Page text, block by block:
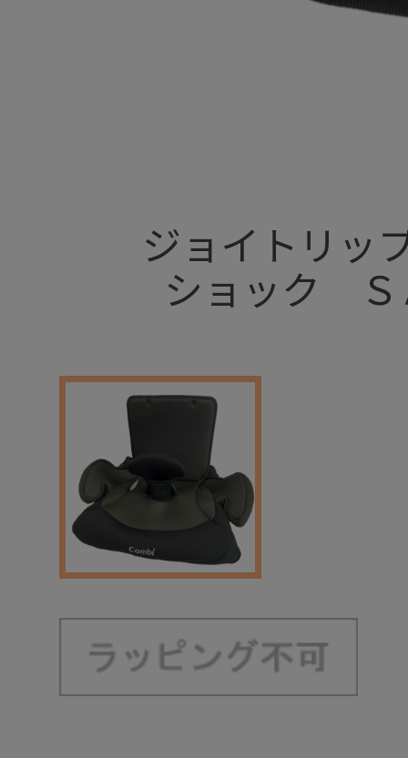
ジョイトリ
ショック Ｓ